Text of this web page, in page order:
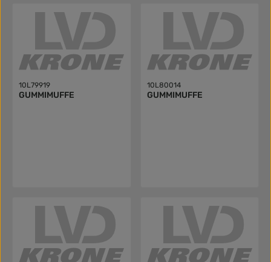
10L79919
GUMMIMUFFE
10L80014
GUMMIMUFFE